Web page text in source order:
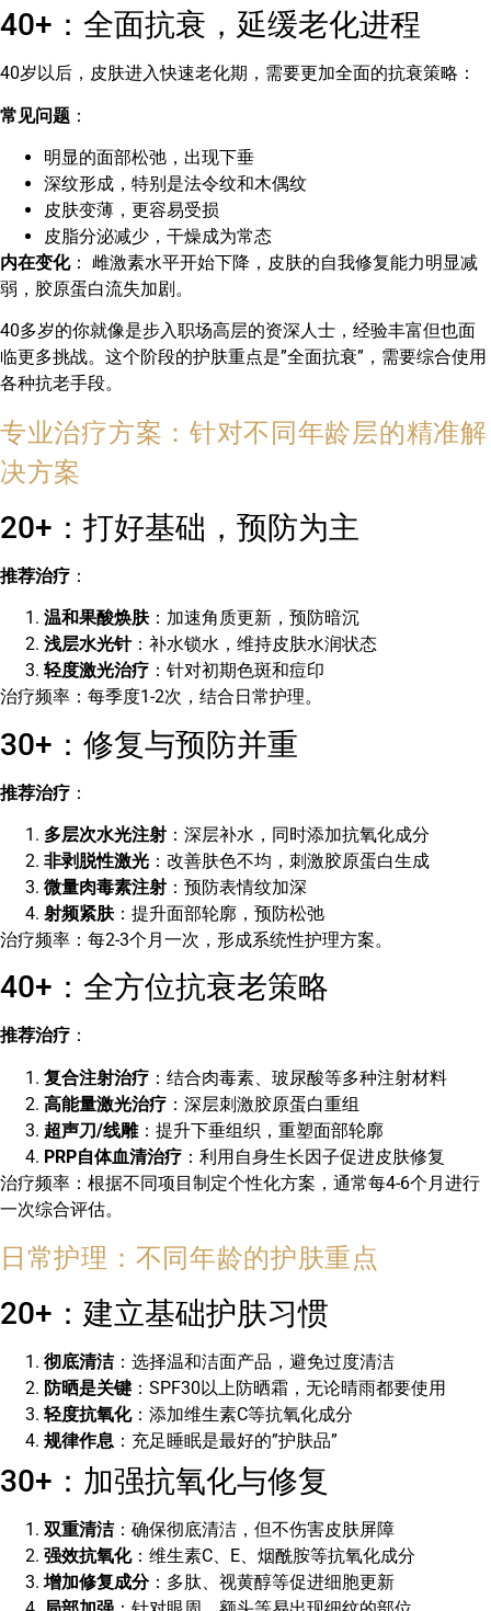
40+：全面抗衰，延缓老化进程
40岁以后，皮肤进入快速老化期，需要更加全面的抗衰策略：
常见问题 ：
明显的面部松弛，出现下垂
深纹形成，特别是法令纹和木偶纹
皮肤变薄，更容易受损
皮脂分泌减少，干燥成为常态
内在变化： 雌激素水平开始下降，皮肤的自我修复能力明显减
弱，胶原蛋白流失加剧。
40多岁的你就像是步入职场高层的资深人士，经验丰富但也面
临更多挑战。这个阶段的护肤重点是”全面抗衰”，需要综合使用
各种抗老手段。
专业治疗方案：针对不同年龄层的精准解
决方案
20+：打好基础，预防为主
推荐治疗 ：
温和果酸焕肤：加速角质更新，预防暗沉
浅层水光针：补水锁水，维持皮肤水润状态
轻度激光治疗 ：针对初期色斑和痘印
治疗频率：每季度1-2次，结合日常护理。
30+：修复与预防并重
推荐治疗 ：
多层次水光注射 ：深层补水，同时添加抗氧化成分
非剥脱性激光 ：改善肤色不均，刺激胶原蛋白生成
微量肉毒素注射 ：预防表情纹加深
射频紧肤：提升面部轮廓，预防松弛
治疗频率：每2-3个月一次，形成系统性护理方案。
40+：全方位抗衰老策略
推荐治疗 ：
复合注射治疗 ：结合肉毒素、玻尿酸等多种注射材料
高能量激光治疗 ：深层刺激胶原蛋白重组
超声刀/线雕：提升下垂组织，重塑面部轮廓
PRP自体血清治疗 ：利用自身生长因子促进皮肤修复
治疗频率：根据不同项目制定个性化方案，通常每4-6个月进行
一次综合评估。
日常护理：不同年龄的护肤重点
20+：建立基础护肤习惯
彻底清洁：选择温和洁面产品，避免过度清洁
防晒是关键 ：SPF30以上防晒霜，无论晴雨都要使用
轻度抗氧化：添加维生素C等抗氧化成分
规律作息 ：充足睡眠是最好的”护肤品”
30+：加强抗氧化与修复
双重清洁：确保彻底清洁，但不伤害皮肤屏障
强效抗氧化：维生素C、E、烟酰胺等抗氧化成分
增加修复成分：多肽、视黄醇等促进细胞更新